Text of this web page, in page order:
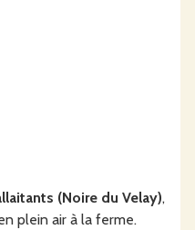
(Noire du Velay),
plein air à la ferme.